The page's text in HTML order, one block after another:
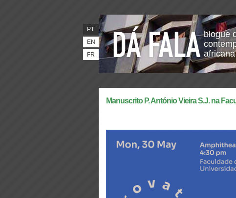
blogue
africana
PT
EN
FR
Manuscrito P. António Vieira S.J. na